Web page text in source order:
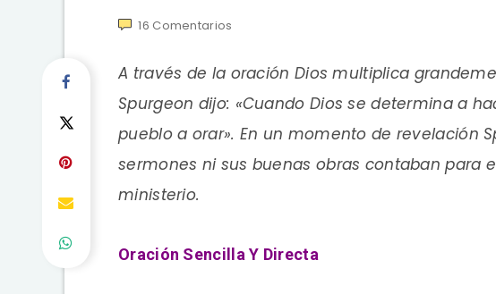
16 Comentarios
A través de la oración Dios multiplica
Spurgeon dijo: «Cuando Dios se determina a
pueblo a orar». En un momento de revelación
sermones ni sus buenas obras contaban para
ministerio.
Oración Sencilla Y Directa